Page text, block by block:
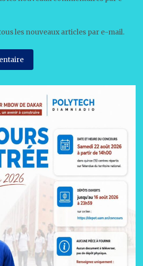
les nouveaux articles par e-mail.